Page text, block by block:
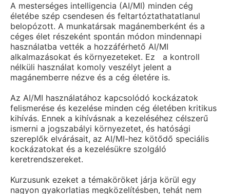
A mesterséges intelligencia (AI/MI) minden cég
életébe szép csendesen és feltartóztathatatlanul
belopózott. A munkatársak magánemberként és a
céges élet részeként spontán módon mindennapi
használatba vették a hozzáférhető AI/MI
alkalmazásokat és környezeteket. Ez
a kontroll
nélküli használat komoly veszélyt jelent a
magánemberre nézve és a cég életére is.
Az AI/MI használatához kapcsolódó kockázatok
felismerése és kezelése minden cég életében kritikus
kihívás. Ennek a kihívásnak a kezeléséhez célszerű
ismerni a jogszabályi környezetet, és hatósági
szereplők elvárásait, az AI/MI-hez kötődő speciális
kockázatokat és a kezelésükre szolgáló
keretrendszereket.
Kurzusunk ezeket a témaköröket járja körül egy
nagyon gyakorlatias megközelítésben, tehát nem